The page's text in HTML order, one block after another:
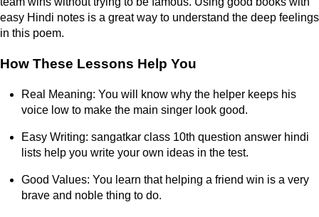
easy Hindi notes is a great way to understand the deep feelings
in this poem.
How These Lessons Help You
Real Meaning: You will know why the helper keeps his
voice low to make the main singer look good.
Easy Writing: sangatkar class 10th question answer hindi
lists help you write your own ideas in the test.
Good Values: You learn that helping a friend win is a very
brave and noble thing to do.